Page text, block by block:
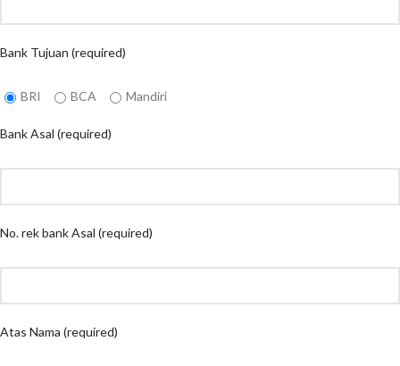
Bank Tujuan (required)
BRI BCA Mandiri
Bank Asal (required)
No. rek bank Asal (required)
Atas Nama (required)